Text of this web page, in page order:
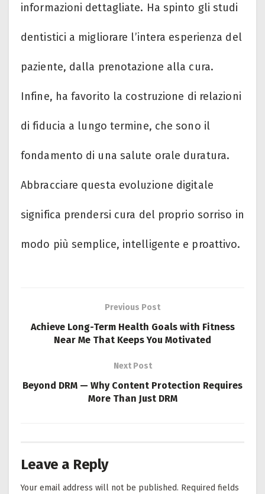
informazioni dettagliate. Ha spinto gli studi
dentistici a migliorare l’intera esperienza del
paziente, dalla prenotazione alla cura.
Infine, ha favorito la costruzione di relazioni
di fiducia a lungo termine, che sono il
fondamento di una salute orale duratura.
Abbracciare questa evoluzione digitale
significa prendersi cura del proprio sorriso in
modo più semplice, intelligente e proattivo.
Previous Post
Achieve Long-Term Health Goals with Fitness
Near Me That Keeps You Motivated
Next Post
Beyond DRM — Why Content Protection Requires
More Than Just DRM
Leave a Reply
Your email address will not be published. Required fields